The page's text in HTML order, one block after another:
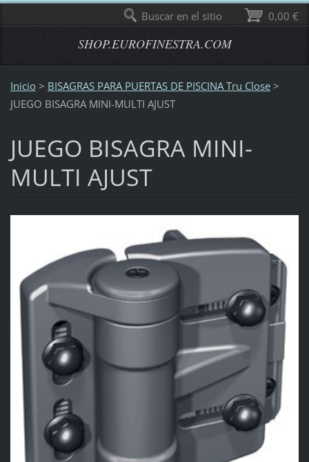
SHOP.EUROFINESTRA.COM
Inicio > BISAGRAS PARA PUERTAS DE PISCINA Tru Close >
JUEGO BISAGRA MINI-MULTI AJUST
JUEGO BISAGRA MINI-
MULTI AJUST
0,00 €
Buscar en el sitio